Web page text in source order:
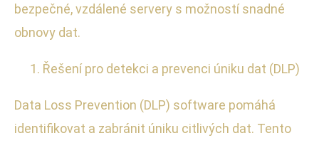
bezpečné, vzdálené servery s možností snadné
obnovy dat.
Řešení pro detekci a prevenci úniku dat (DLP)
Data Loss Prevention (DLP) software pomáhá
identifikovat a zabránit úniku citlivých dat. Tento